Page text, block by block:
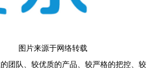
图片来源于网络转载
团队、较优质的产品、较严格的把控、较